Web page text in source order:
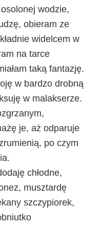
wodzie,
obieram ze
widelcem w
na tarce
taką fantazję.
w bardzo drobną
w malakserze.
je, aż odparuje
po czym
chłodne,
musztardę
szczypiorek,